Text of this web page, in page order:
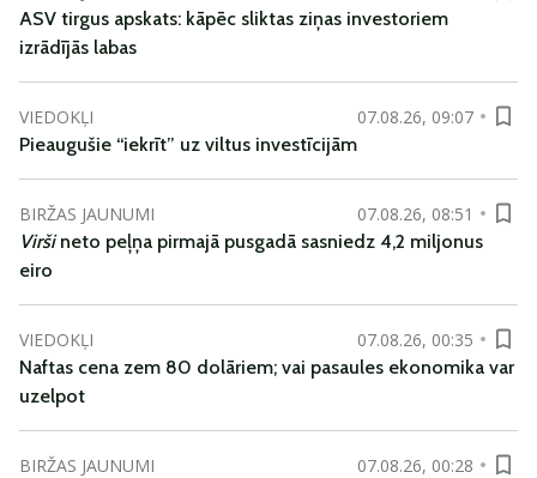
ASV tirgus apskats: kāpēc sliktas ziņas investoriem
izrādījās labas
VIEDOKĻI
07.08.26, 09:07
Pieaugušie “iekrīt” uz viltus investīcijām
BIRŽAS JAUNUMI
07.08.26, 08:51
Viršineto peļņa pirmajā pusgadā sasniedz 4,2 miljonus
eiro
VIEDOKĻI
07.08.26, 00:35
Naftas cena zem 80 dolāriem; vai pasaules ekonomika var
uzelpot
BIRŽAS JAUNUMI
07.08.26, 00:28